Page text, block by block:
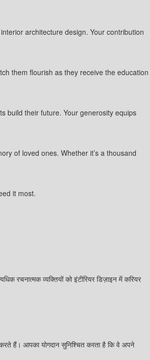
architecture design. Your contribution
them flourish as they receive the education
build their future. Your generosity equips
of loved ones. Whether it’s a thousand
it most.
रचनात्मक व्यक्तियों को इंटीरियर डिज़ाइन में करियर
हैं। आपका योगदान सुनिश्चित करता है कि वे अपने